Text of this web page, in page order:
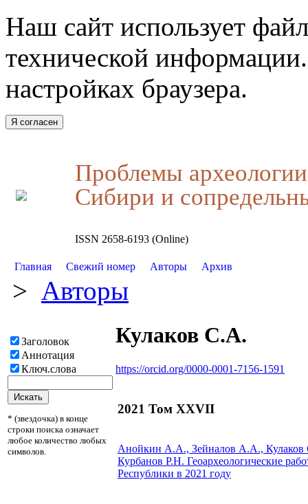
Наш сайт использует
технической
настройках браузера.
Я согласен
Проблемы
Сибири и
ISSN 2658-6193 (Online)
Главная Свежий номер Авторы Архив
> Авторы
Заголовок
Аннотация
Ключ.слова
* (звездочка) в конце
строки поиска означает
любое количество любых
символов.
Кулаков С.А.
https://orcid.org/0000-0001-7156-1591
2021 Том XXVII
Анойкин А.А., Зейналов А.А.,
Курбанов Р.Н. Геоархеологические
Республики в 2021 году